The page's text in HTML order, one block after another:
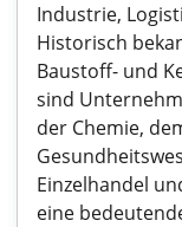
Industrie,
Historisch
Baustoff- und
sind
der Chemie,
Einzelhandel
eine